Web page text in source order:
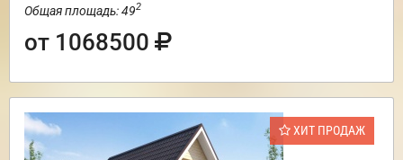
Общая площадь: 492
от 1068500
ХИТ ПРОДАЖ